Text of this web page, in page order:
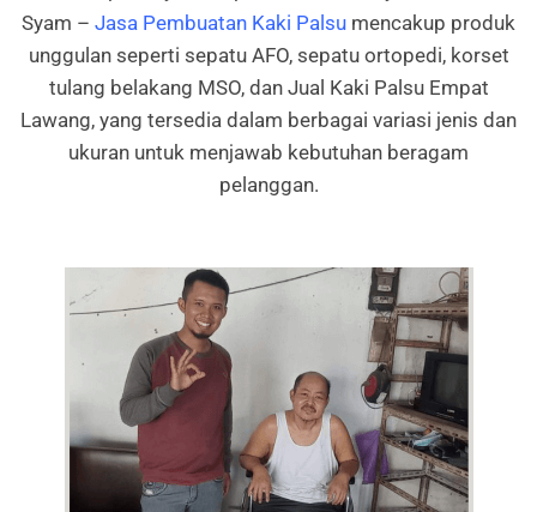
Syam – Jasa Pembuatan Kaki Palsu mencakup produk
unggulan seperti sepatu AFO, sepatu ortopedi, korset
tulang belakang MSO, dan Jual Kaki Palsu Empat
Lawang, yang tersedia dalam berbagai variasi jenis dan
ukuran untuk menjawab kebutuhan beragam
pelanggan.